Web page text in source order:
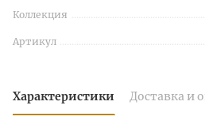
Коллекция
Артикул
Характеристики Доставка и